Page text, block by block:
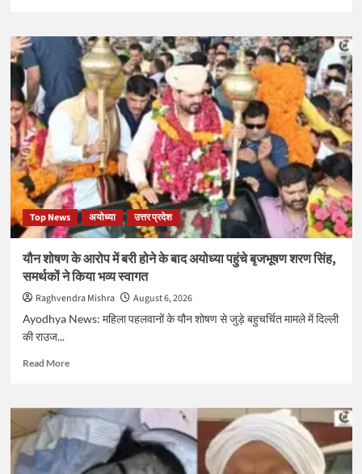
मुस्लिम
महिलाओं
हरिद्वार
से
उठाई
सनातन
अपनाकर
की
घर
वापसी
Top News अयोध्या उत्तर प्रदेश
यौन शोषण के आरोप में बरी होने के बाद अयोध्या पहुंचे बृजभूषण शरण सिंह,
समर्थकों ने किया भव्य स्वागत
Raghvendra Mishra
August 6, 2026
Ayodhya News: महिला पहलवानों के यौन शोषण से जुड़े बहुचर्चित मामले में दिल्ली
की राउज...
Read MoreRead
यौन
शोषण
के
आरोप